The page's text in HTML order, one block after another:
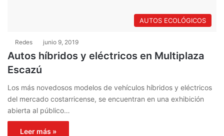
AUTOS ECOLÓGICOS
Redes junio 9, 2019
Autos híbridos y eléctricos en Multiplaza
Escazú
Los más novedosos modelos de vehículos híbridos y eléctricos
del mercado costarricense, se encuentran en una exhibición
abierta al público…
Leer más »